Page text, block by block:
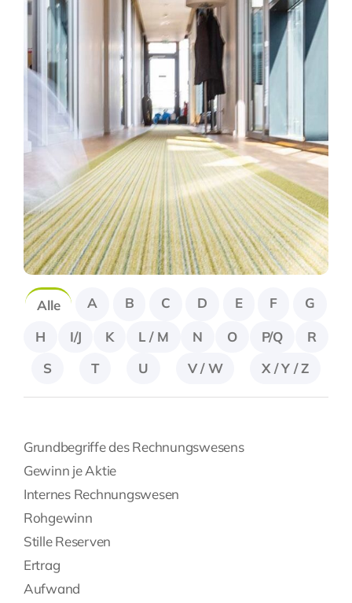
Fragen Sie Ihre Kanzlei
Kontakt
Alle A B C D E F G
H I/J K L / M N O P/Q
R
S
T U V / W X / Y / Z
Grundbegriffe des Rechnungswesens
Gewinn je Aktie
Internes Rechnungswesen
Rohgewinn
Stille Reserven
Ertrag
Aufwand